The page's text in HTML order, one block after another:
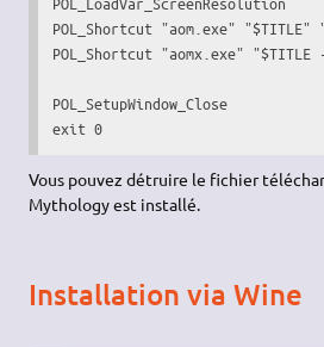
POL_Shortcut "aom.exe" "$TITLE"
POL_Shortcut "aomx.exe" "$TITLE
exit 0
Vous pouvez détruire le fichier
Mythology est installé.
Installation via Wine